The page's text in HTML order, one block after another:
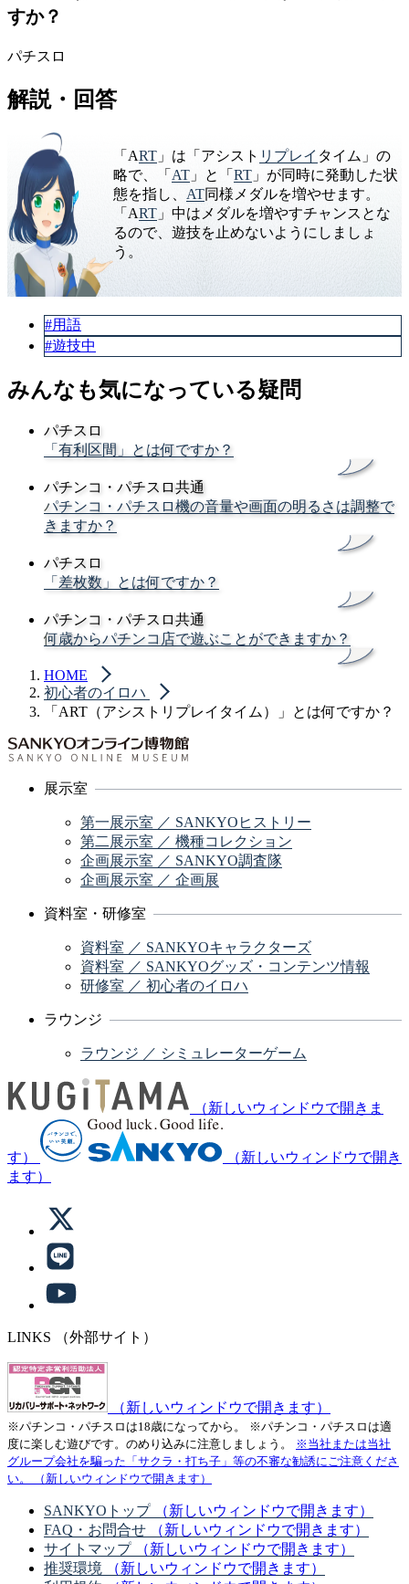
すか？
パチスロ
解説・回答
「ART 」は「アシスト リプレイ タイム」の
略で、「 AT 」と「 RT 」が同時に発動した状
態を指し、 AT同様メダルを増やせます。
「ART 」中はメダルを増やすチャンスとな
るので、遊技を止めないようにしましょ
う。
#用語
#遊技中
みんなも気になっている疑問
パチスロ
「有利区間」とは何ですか？
パチンコ・パチスロ共通
パチンコ・パチスロ機の音量や画面の明るさは調整で
きますか？
パチスロ
「差枚数」とは何ですか？
パチンコ・パチスロ共通
何歳からパチンコ店で遊ぶことができますか？
HOME
初心者のイロハ
「ART（アシストリプレイタイム）」とは何ですか？
展示室
第一展示室 ／ SANKYOヒストリー
第二展示室 ／ 機種コレクション
企画展示室 ／ SANKYO調査隊
企画展示室 ／ 企画展
資料室・研修室
資料室 ／ SANKYOキャラクターズ
資料室 ／ SANKYOグッズ・コンテンツ情報
研修室 ／ 初心者のイロハ
ラウンジ
ラウンジ ／ シミュレーターゲーム
（新しいウィンドウで開きま
す）
（新しいウィンドウで開き
ます）
LINKS （外部サイト）
（新しいウィンドウで開きます）
※パチンコ・パチスロは18歳になってから。
※パチンコ・パチスロは適
度に楽しむ遊びです。のめり込みに注意しましょう。
※当社または当社
グループ会社を騙った「サクラ・打ち子」等の不審な勧誘にご注意くださ
い。
（新しいウィンドウで開きます）
SANKYOトップ
（新しいウィンドウで開きます）
FAQ・お問合せ
（新しいウィンドウで開きます）
サイトマップ
（新しいウィンドウで開きます）
推奨環境
（新しいウィンドウで開きます）